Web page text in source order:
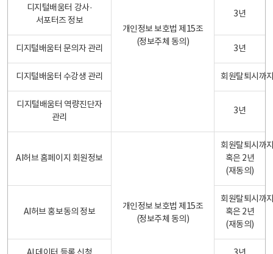
개인정보 보호법 제15조
(정보주체 동의)
디지털배움터 강사·
서포터즈 정보
3년
디지털배움터 문의자 관리 3년
디지털배움터 수강생 관리 회원탈퇴시까
디지털배움터 역량진단자
관리
3년
AI허브 홈페이지 회원정보
개인정보 보호법 제15조
(정보주체 동의)
회원탈퇴시까
혹은 2년
(재동의)
AI허브 홍보동의 정보
회원탈퇴시까
혹은 2년
(재동의)